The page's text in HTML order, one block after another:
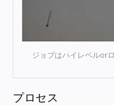
ジョブはハイレベルor
プロセス